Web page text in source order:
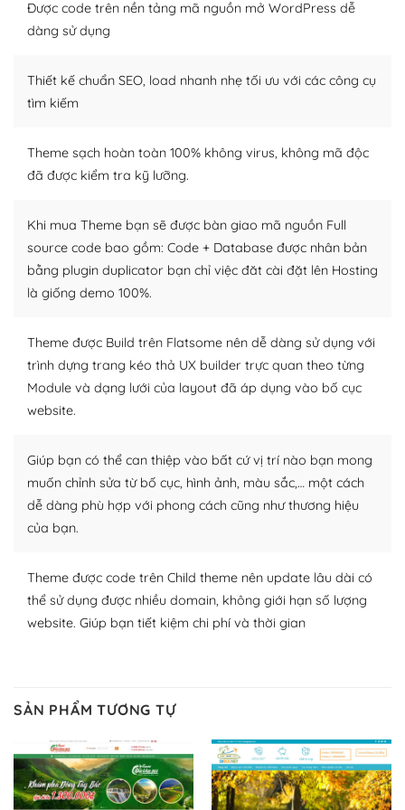
tìm kiếm chúng trên Internet hoặc nhờ chuyên gia.
Dễ dàng tùy chỉnh trên WordPress
– Sở hữu một cộng đồng lớn, sẵn sàng hỗ trợ
người cuồng tín WordPress.
kiếm những cộng đồng WordPress, họ sẽ giúp bạn trả
lời, giải đáp vấn đề của bạn.
Cộng đồng sử dụng WordPress sẵn sàng hỗ trợ bạn
Plugin mở rộng là thành phần cài đặt thêm vào
WordPress để tăng thêm các tính năng cần thiết. Có
nhiều plugin trả phí hoặc miễn phí.
plugin của WordPress rất phong phú. Bạn có thể thỏa
thích chọn lựa plugin và themes phù hợp cho mục đích
lập website của mình.
WordPress đa dạng plugin và themes
– Dễ sử dụng
Với mọi Hosting bất kỳ thì WordPress đều có thể dễ
dàng thiết lập vì thực tế nó đã cung cấp khoảng 60%
trang web WordPress của bạn.
Dễ dàng lựa chọn Hosting cho website WordPress
– Bảo mật cực tốt
Được code trên nền tảng mã nguồn mở WordPress dễ
dàng sử dụng
Thiết kế chuẩn SEO, load nhanh nhẹ tối ưu với các công cụ
tìm kiếm
Theme sạch hoàn toàn 100% không virus, không mã độc
đã được kiểm tra kỹ lưỡng.
Khi mua Theme bạn sẽ được bàn giao mã nguồn Full
source code bao gồm: Code + Database được nhân bản
bằng plugin duplicator bạn chỉ việc đăt cài đặt lên Hosting
là giống demo 100%.
Theme được Build trên Flatsome nên dễ dàng sử dụng với
trình dựng trang kéo thả UX builder trực quan theo từng
Module và dạng lưới của layout đã áp dụng vào bố cục
website.
Giúp bạn có thể can thiệp vào bất cứ vị trí nào bạn mong
muốn chỉnh sửa từ bố cục, hình ảnh, màu sắc,… một cách
dễ dàng phù hợp với phong cách cũng như thương hiệu
của bạn.
Theme được code trên Child theme nên update lâu dài có
thể sử dụng được nhiều domain, không giới hạn số lượng
website. Giúp bạn tiết kiệm chi phí và thời gian
SẢN PHẨM TƯƠNG TỰ